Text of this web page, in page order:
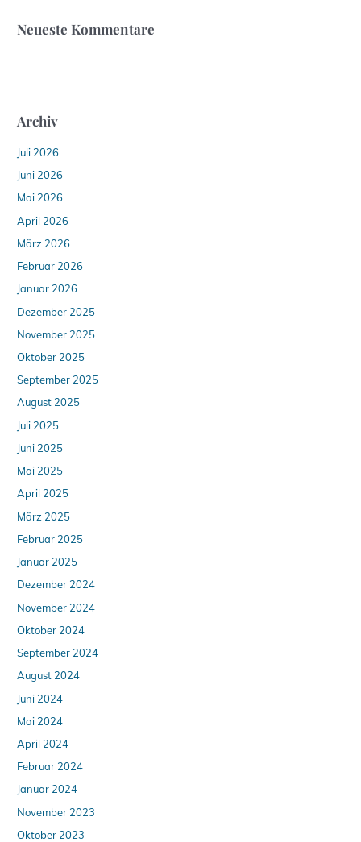
Neueste Kommentare
Archiv
Juli 2026
Juni 2026
Mai 2026
April 2026
März 2026
Februar 2026
Januar 2026
Dezember 2025
November 2025
Oktober 2025
September 2025
August 2025
Juli 2025
Juni 2025
Mai 2025
April 2025
März 2025
Februar 2025
Januar 2025
Dezember 2024
November 2024
Oktober 2024
September 2024
August 2024
Juni 2024
Mai 2024
April 2024
Februar 2024
Januar 2024
November 2023
Oktober 2023